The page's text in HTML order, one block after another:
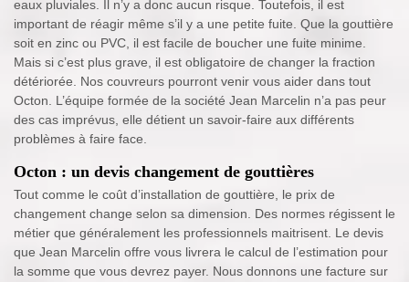
eaux pluviales. Il n’y a donc aucun risque. Toutefois, il est
important de réagir même s’il y a une petite fuite. Que la gouttière
soit en zinc ou PVC, il est facile de boucher une fuite minime.
Mais si c’est plus grave, il est obligatoire de changer la fraction
détériorée. Nos couvreurs pourront venir vous aider dans tout
Octon. L’équipe formée de la société Jean Marcelin n’a pas peur
des cas imprévus, elle détient un savoir-faire aux différents
problèmes à faire face.
Octon : un devis changement de gouttières
Tout comme le coût d’installation de gouttière, le prix de
changement change selon sa dimension. Des normes régissent le
métier que généralement les professionnels maitrisent. Le devis
que Jean Marcelin offre vous livrera le calcul de l’estimation pour
la somme que vous devrez payer. Nous donnons une facture sur